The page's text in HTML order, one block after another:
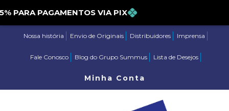
PAGAMENTOS VIA PIX
Nossa história Envio de Originais Distribuidores Imprensa
Fale Conosco Blog do Grupo Summus Lista de Desejos
Minha Conta